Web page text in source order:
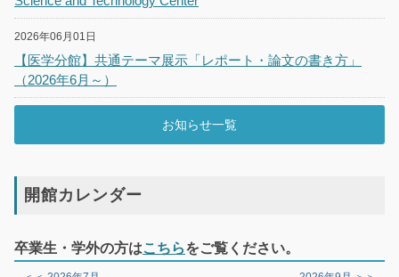
2026年06月01日
【医学分館】共通テーマ展示「レポート・論文の書き方」
（2026年6月～）
お知らせ一覧
開館カレンダー
卒業生・学外の方はこちらをご覧ください。